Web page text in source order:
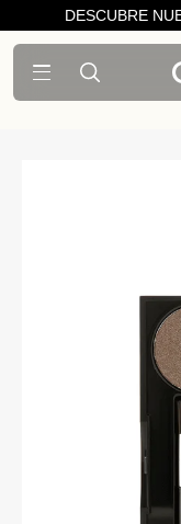
DESCUBRE